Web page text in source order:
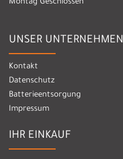
Montag Geschlossen
UNSER UNTERNEHMEN
Kontakt
Datenschutz
Batterieentsorgung
Impressum
IHR EINKAUF